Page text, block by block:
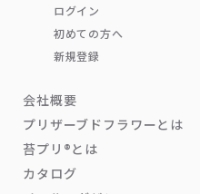
ログイン
初めての方へ
新規登録
会社概要
プリザーブドフラワーとは
苔プリ®とは
カタログ